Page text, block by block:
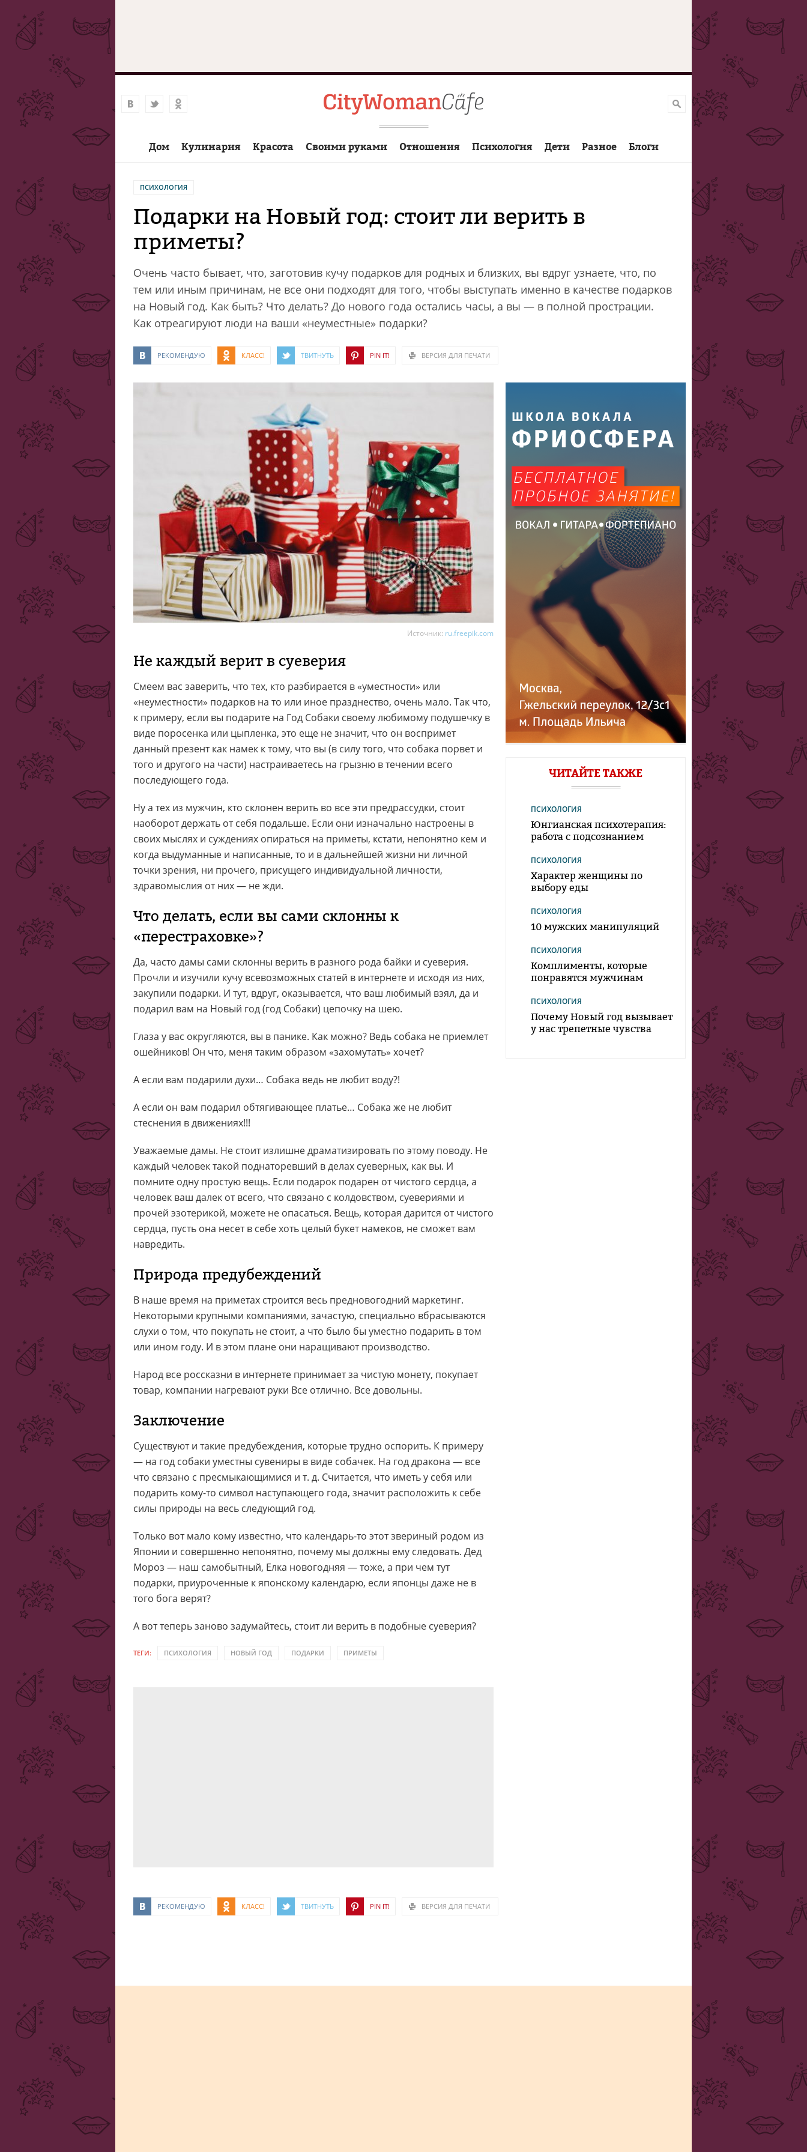
Дом Кулинария Красота Своими руками Отношения Психология Дети Разное Блоги
ПСИХОЛОГИЯ
Подарки на Новый год: стоит ли верить в
приметы?
Очень часто бывает, что, заготовив кучу подарков для родных и близких, вы вдруг узнаете, что, по
тем или иным причинам, не все они подходят для того, чтобы выступать именно в качестве подарков
на Новый год. Как быть? Что делать? До нового года остались часы, а вы — в полной прострации.
Как отреагируют люди на ваши «неуместные» подарки?
РЕКОМЕНДУЮ КЛАСС! ТВИТНУТЬ PIN IT! ВЕРСИЯ ДЛЯ ПЕЧАТИ
Источник: ru.freepik.com
Не каждый верит в суеверия
Смеем вас заверить, что тех, кто разбирается в «уместности» или
«неуместности» подарков на то или иное празднество, очень мало. Так что,
к примеру, если вы подарите на Год Собаки своему любимому подушечку в
виде поросенка или цыпленка, это еще не значит, что он воспримет
данный презент как намек к тому, что вы (в силу того, что собака порвет и
того и другого на части) настраиваетесь на грызню в течении всего
последующего года.
Ну а тех из мужчин, кто склонен верить во все эти предрассудки, стоит
наоборот держать от себя подальше. Если они изначально настроены в
своих мыслях и суждениях опираться на приметы, кстати, непонятно кем и
когда выдуманные и написанные, то и в дальнейшей жизни ни личной
точки зрения, ни прочего, присущего индивидуальной личности,
здравомыслия от них — не жди.
Что делать, если вы сами склонны к
«перестраховке»?
Да, часто дамы сами склонны верить в разного рода байки и суеверия.
Прочли и изучили кучу всевозможных статей в интернете и исходя из них,
закупили подарки. И тут, вдруг, оказывается, что ваш любимый взял, да и
подарил вам на Новый год (год Собаки) цепочку на шею.
Глаза у вас округляются, вы в панике. Как можно? Ведь собака не приемлет
ошейников! Он что, меня таким образом «захомутать» хочет?
А если вам подарили духи… Собака ведь не любит воду?!
А если он вам подарил обтягивающее платье… Собака же не любит
стеснения в движениях!!!
Уважаемые дамы. Не стоит излишне драматизировать по этому поводу. Не
каждый человек такой поднаторевший в делах суеверных, как вы. И
помните одну простую вещь. Если подарок подарен от чистого сердца, а
человек ваш далек от всего, что связано с колдовством, суевериями и
прочей эзотерикой, можете не опасаться. Вещь, которая дарится от чистого
сердца, пусть она несет в себе хоть целый букет намеков, не сможет вам
навредить.
Природа предубеждений
В наше время на приметах строится весь предновогодний маркетинг.
Некоторыми крупными компаниями, зачастую, специально вбрасываются
слухи о том, что покупать не стоит, а что было бы уместно подарить в том
или ином году. И в этом плане они наращивают производство.
Народ все россказни в интернете принимает за чистую монету, покупает
товар, компании нагревают руки Все отлично. Все довольны.
Заключение
Существуют и такие предубеждения, которые трудно оспорить. К примеру
— на год собаки уместны сувениры в виде собачек. На год дракона — все
что связано с пресмыкающимися и т. д. Считается, что иметь у себя или
подарить кому-то символ наступающего года, значит расположить к себе
силы природы на весь следующий год.
Только вот мало кому известно, что календарь-то этот звериный родом из
Японии и совершенно непонятно, почему мы должны ему следовать. Дед
Мороз — наш самобытный, Елка новогодняя — тоже, а при чем тут
подарки, приуроченные к японскому календарю, если японцы даже не в
того бога верят?
А вот теперь заново задумайтесь, стоит ли верить в подобные суеверия?
ТЕГИ: ПСИХОЛОГИЯ НОВЫЙ ГОД ПОДАРКИ ПРИМЕТЫ
ЧИТАЙТЕ ТАКЖЕ
ПСИХОЛОГИЯ
Юнгианская психотерапия:
работа с подсознанием
ПСИХОЛОГИЯ
Характер женщины по
выбору еды
ПСИХОЛОГИЯ
10 мужских манипуляций
ПСИХОЛОГИЯ
Комплименты, которые
понравятся мужчинам
ПСИХОЛОГИЯ
Почему Новый год вызывает
у нас трепетные чувства
РЕКОМЕНДУЮ КЛАСС! ТВИТНУТЬ PIN IT! ВЕРСИЯ ДЛЯ ПЕЧАТИ